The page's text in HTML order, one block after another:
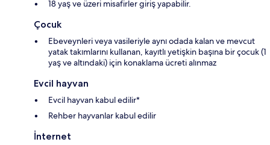
18 yaş ve üzeri misafirler giriş yapabilir.
Çocuk
Ebeveynleri veya vasileriyle aynı odada kalan ve mevcut
yatak takımlarını kullanan, kayıtlı yetişkin başına bir çocuk (1
yaş ve altındaki) için konaklama ücreti alınmaz
Evcil hayvan
Evcil hayvan kabul edilir*
Rehber hayvanlar kabul edilir
İnternet